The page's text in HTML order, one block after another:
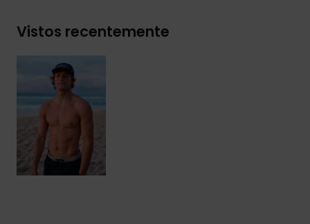
Vistos recentemente